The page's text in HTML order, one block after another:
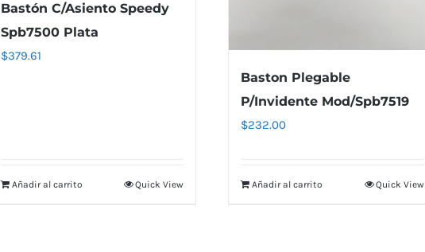
Bastón C/Asiento Speedy
Spb7500 Plata
$379.61
Añadir al carrito Quick View
Baston Plegable
P/Invidente Mod/Spb7519
$232.00
Añadir al carrito Quick View